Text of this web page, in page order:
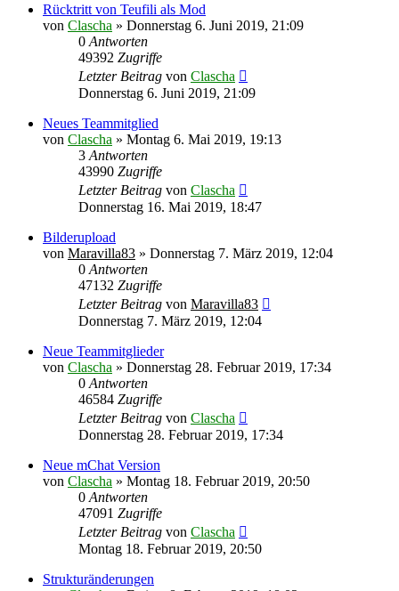
Rücktritt von Teufili als Mod
von Clascha » Donnerstag 6. Juni 2019, 21:09
0 Antworten
49392 Zugriffe
Letzter Beitrag von Clascha
Donnerstag 6. Juni 2019, 21:09
Neues Teammitglied
von Clascha » Montag 6. Mai 2019, 19:13
3 Antworten
43990 Zugriffe
Letzter Beitrag von Clascha
Donnerstag 16. Mai 2019, 18:47
Bilderupload
von Maravilla83 » Donnerstag 7. März 2019, 12:04
0 Antworten
47132 Zugriffe
Letzter Beitrag von Maravilla83
Donnerstag 7. März 2019, 12:04
Neue Teammitglieder
von Clascha » Donnerstag 28. Februar 2019, 17:34
0 Antworten
46584 Zugriffe
Letzter Beitrag von Clascha
Donnerstag 28. Februar 2019, 17:34
Neue mChat Version
von Clascha » Montag 18. Februar 2019, 20:50
0 Antworten
47091 Zugriffe
Letzter Beitrag von Clascha
Montag 18. Februar 2019, 20:50
Strukturänderungen